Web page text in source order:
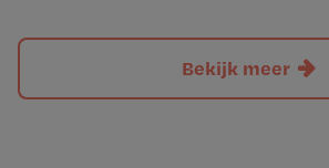
Bekijk meer